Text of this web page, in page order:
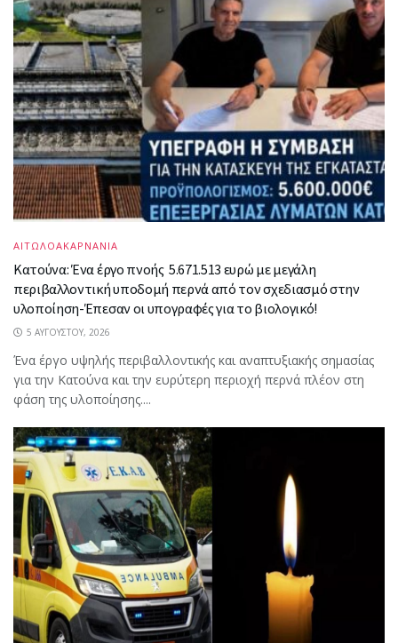
ΑΙΤΩΛΟΑΚΑΡΝΑΝΙΑ
Κατούνα: Ένα έργο πνοής 5.671.513 ευρώ με μεγάλη
περιβαλλοντική υποδομή περνά από τον σχεδιασμό στην
υλοποίηση-Έπεσαν οι υπογραφές για το βιολογικό!
5 ΑΥΓΟΎΣΤΟΥ, 2026
Ένα έργο υψηλής περιβαλλοντικής και αναπτυξιακής σημασίας
για την Κατούνα και την ευρύτερη περιοχή περνά πλέον στη
φάση της υλοποίησης....